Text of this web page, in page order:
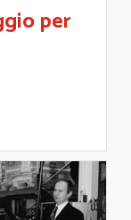
per